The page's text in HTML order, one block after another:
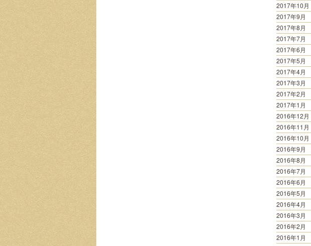
2017年10月
2017年9月
2017年8月
2017年7月
2017年6月
2017年5月
2017年4月
2017年3月
2017年2月
2017年1月
2016年12月
2016年11月
2016年10月
2016年9月
2016年8月
2016年7月
2016年6月
2016年5月
2016年4月
2016年3月
2016年2月
2016年1月